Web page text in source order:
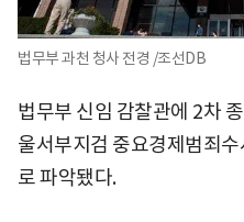
법무부 과천 청사 전경 /조선DB
법무부 신임 감찰관에 2차
울서부지검 중요경제범죄
로 파악됐다.